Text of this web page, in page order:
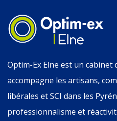
Optim-Ex Elne est un
accompagne les artisans,
libérales et SCI dans les
professionnalisme et